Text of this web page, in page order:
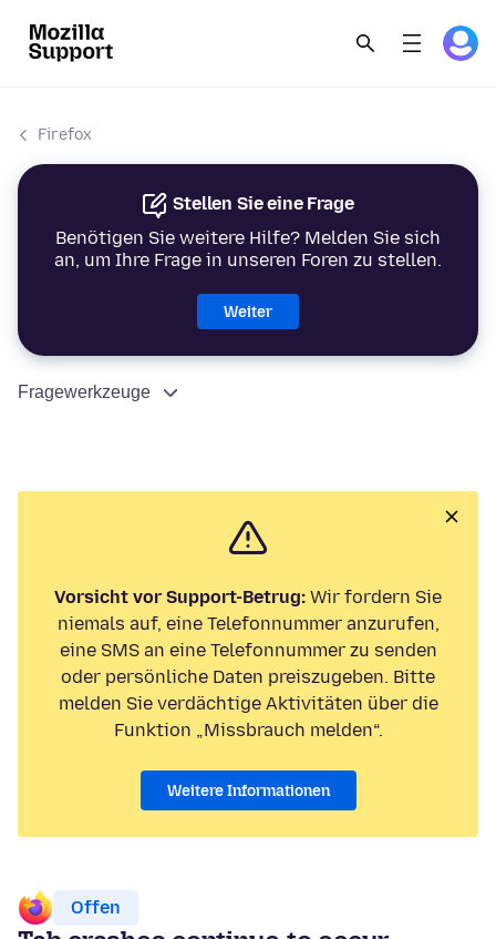
Firefox
Stellen Sie eine Frage
Benötigen Sie weitere Hilfe? Melden Sie sich
an, um Ihre Frage in unseren Foren zu stellen.
Weiter
Fragewerkzeuge
Vorsicht vor Support-Betrug: Wir fordern Sie
niemals auf, eine Telefonnummer anzurufen,
eine SMS an eine Telefonnummer zu senden
oder persönliche Daten preiszugeben. Bitte
melden Sie verdächtige Aktivitäten über die
Funktion „Missbrauch melden“.
Weitere Informationen
Offen